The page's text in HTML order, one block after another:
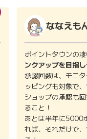
ななえも
ポイントタウンの
ンクアップを目指し
承認回数は、モニ
ッピングも対象で
ショップの承認も
ること！
あとは半年に5000
れば、それだけで